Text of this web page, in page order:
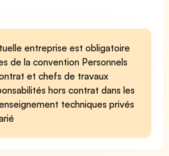
entreprise est obligatoire
de la convention Personnels
et chefs de travaux
hors contrat dans les
techniques privés